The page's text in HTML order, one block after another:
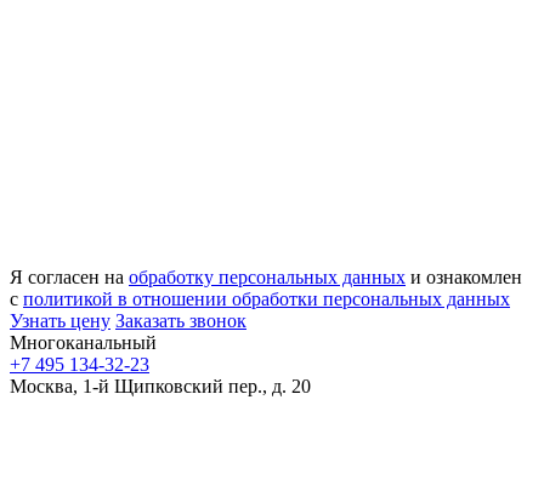
Я согласен на обработку персональных данных и ознакомлен
с политикой в отношении обработки персональных данных
Узнать цену Заказать звонок
Многоканальный
+7 495 134-32-23
Москва, 1-й Щипковский пер., д. 20